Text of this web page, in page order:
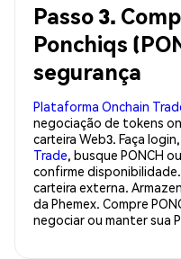
Passo 3.
Ponchiqs
segurança
Plataforma Onchain
negociação de tokens
carteira Web3. Faça
Trade, busque PONCH
confirme disponibilidade.
carteira externa.
da Phemex. Compre
negociar ou manter sua